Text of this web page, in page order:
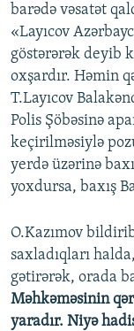
barədə vəsatət
«Layıcov
göstərərək deyib
oxşardır. Həmin
T.Layıcov
Polis Şöbəsinə
keçirilməsiylə
yerdə üzərinə
yoxdursa, baxış
O.Kazımov
saxladıqları
gətirərək, orada
Məhkəməsinin
yaradır. Niyə